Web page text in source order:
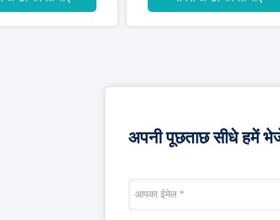
अपनी पूछताछ सीधे हमें